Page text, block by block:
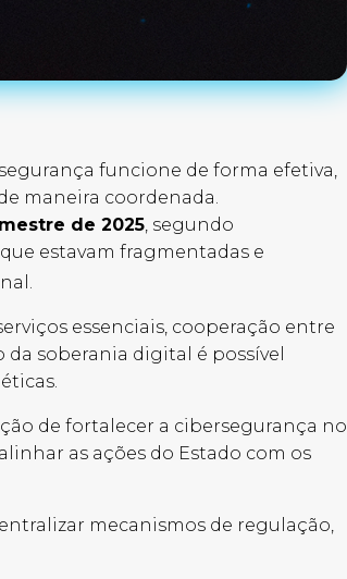
funcione de forma efetiva,
maneira coordenada.
de 2025, segundo
estavam fragmentadas e
essenciais, cooperação entre
soberania digital é possível
de fortalecer a cibersegurança no
as ações do Estado com os
mecanismos de regulação,